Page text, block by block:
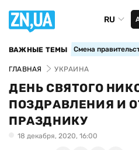
RU
ВАЖНЫЕ ТЕМЫ Смена
ГЛАВНАЯ УКРАИНА
ДЕНЬ СВЯТОГО
ПОЗДРАВЛЕНИЯ И
ПРАЗДНИКУ
18 декабря, 2020, 16:00